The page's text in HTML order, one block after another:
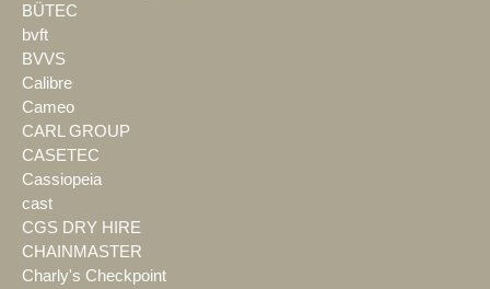
BÜTEC
bvft
BVVS
Calibre
Cameo
CARL GROUP
CASETEC
Cassiopeia
cast
CGS DRY HIRE
CHAINMASTER
Charly's Checkpoint